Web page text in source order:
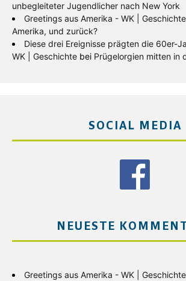
unbegleiteter Jugendlicher nach New York
Greetings aus Amerika - WK | Geschichte
Amerika, und zurück?
Diese drei Ereignisse prägten die 60er-
WK | Geschichte bei Prügelorgien mitten in
SOCIAL MEDIA
NEUESTE
Greetings aus Amerika - WK | Geschichte